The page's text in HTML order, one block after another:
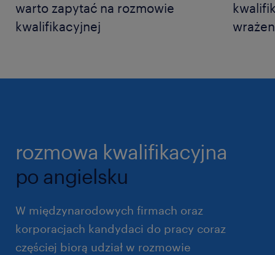
warto zapytać na rozmowie
kwalifikacyjnej
rozmowa kwalifikacyjna
po angielsku
W międzynarodowych firmach oraz
korporacjach kandydaci do pracy coraz
częściej biorą udział w rozmowie